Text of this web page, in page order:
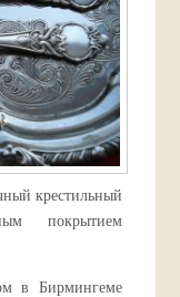
крестильный
покрытием
в Бирмингеме